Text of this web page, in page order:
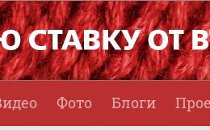
Фото Блоги